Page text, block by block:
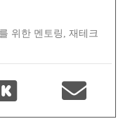
위한 멘토링, 재테크